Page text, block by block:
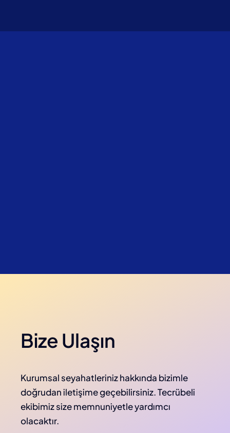
Bize Ulaşın
Kurumsal seyahatleriniz hakkında bizimle
doğrudan iletişime geçebilirsiniz. Tecrübeli
ekibimiz size memnuniyetle yardımcı
olacaktır.